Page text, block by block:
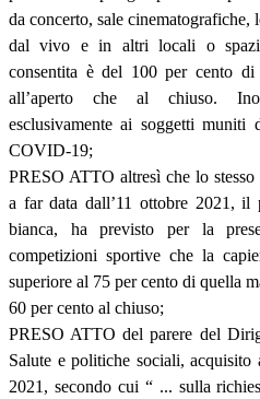
da concerto, sale
dal vivo e in altri locali o spazi
consentita è del 100 per cento di
all’aperto che al chiuso.
esclusivamente ai soggetti
COVID-19;
PRESO ATTO altresì che lo stesso
a far data dall’11 ottobre 2021, il
bianca, ha previsto per la
competizioni sportive che la
superiore al 75 per cento di quella
60 per cento al chiuso;
PRESO ATTO del parere del
Salute e politiche sociali,
2021, secondo cui “ ... sulla